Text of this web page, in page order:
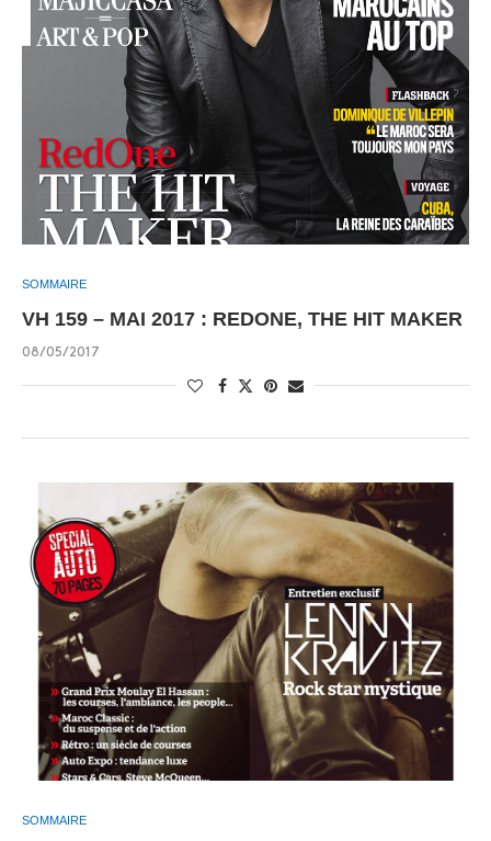
SOMMAIRE
VH 159 – MAI 2017 : REDONE, THE HIT MAKER
08/05/2017
SOMMAIRE